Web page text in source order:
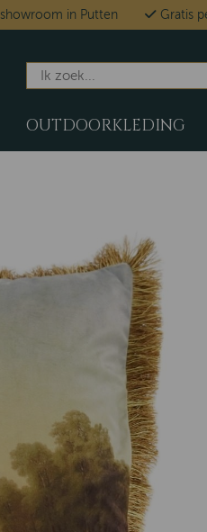
showroom in Putten Gratis
OUTDOORKLEDING